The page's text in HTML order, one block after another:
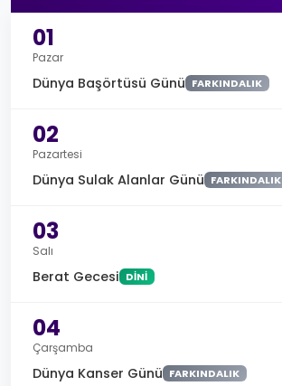
01
Pazar
Dünya Başörtüsü Günü FARKINDALIK
02
Pazartesi
Dünya Sulak Alanlar Günü FARKINDALIK
03
Salı
Berat Gecesi DINI
04
Çarşamba
Dünya Kanser Günü FARKINDALIK